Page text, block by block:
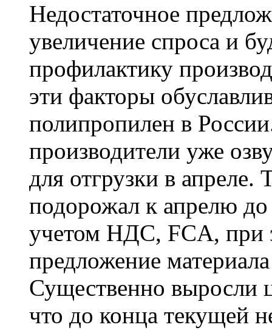
Недостаточное
увеличение спроса и
профилактику
эти факторы
полипропилен в
производители уже
для отгрузки в
подорожал к апрелю
учетом НДС, FCA, при
предложение
Существенно выросли
что до конца текущей